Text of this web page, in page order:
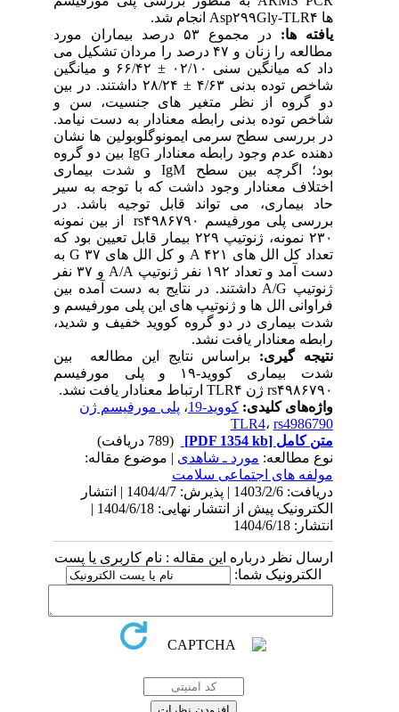
ها Asp۲۹۹Gly-TLR۴ انجام شد.
یافته­ ها:
در مجموع ۵۳ درصد بیماران مورد
مطالعه را زنان و ۴۷ درصد را مردان تشکیل می
داد که میانگین سنی ۰۲/۱۰ ± ۶۶/۴۲ و میانگین
شاخص توده بدنی ۴/۶۳ ± ۲۸/۲۴ داشتند. در بین
دو گروه از نظر متغیر های جنسیت، سن و
شاخص توده بدنی رابطه معنادار به دست نیامد.
در بررسی سطح سرمی ایمونوگلوبولین ها نشان
دهنده عدم وجود رابطه معنادار IgG بین دو گروه
بود؛ اگرچه بین سطح IgM و شدت بیماری
اختلاف معنادار وجود داشت که با توجه به سیر
حاد بیماری، می تواند قابل توجیه باشد. در
بررسی پلی مورفیسم rs۴۹۸۶۷۹۰ از بین نمونه
۲۳۰ نمونه، ژنوتیپ ۲۲۹ بیمار قابل تعیین بود که
تعداد کل الل های A ۴۲۱ و کل الل های G ۳۷ به
دست آمد و تعداد ۱۹۲ نفر ژنوتیپ A/A و ۳۷ نفر
ژنوتیپ A/G داشتند. در نتایج به دست آمده بین
فراوانی الل ها و ژنوتیپ های این پلی مورفیسم و
شدت بیماری در دو گروه کووید خفیف و شدید،
رابطه معنادار یافت نشد.
نتیجه­ گیری:براساس نتایج این مطالعه بین
شدت بیماری کووید-۱۹ و پلی مورفیسم
rs۴۹۸۶۷۹۰ ژن TLR۴ ارتباط معنادار یافت نشد.
واژه‌های کلیدی:کووید-19 ،پلی مورفیسم ژن
TLR4،rs4986790
متن کامل[PDF 1354 kb]
نوع مطالعه:مورد ـ شاهدی| موضوع مقاله:
مولفه های اجتماعی سلامت
دریافت: 1403/2/6 | پذیرش: 1404/4/7 | انتشار
الکترونیک پیش از انتشار نهایی: 1404/6/18 |
انتشار: 1404/6/18
ارسال نظر درباره این مقاله : نام کاربری یا پست
الکترونیک شما: